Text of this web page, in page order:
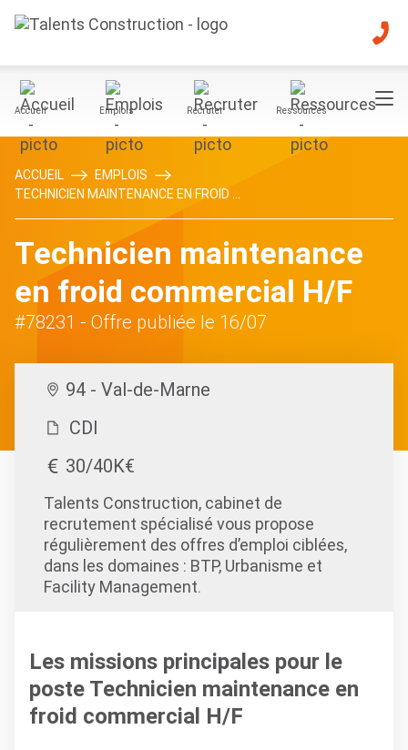
Accueil Emplois Recruter Ressources
ACCUEIL
EMPLOIS
TECHNICIEN MAINTENANCE EN FROID ...
Technicien maintenance
en froid commercial H/F
#78231 - Offre publiée le 16/07
94 - Val-de-Marne
CDI
30/40K€
Talents Construction, cabinet de
recrutement spécialisé vous propose
régulièrement des offres d’emploi ciblées,
dans les domaines : BTP, Urbanisme et
Facility Management.
Les missions principales pour le
poste Technicien maintenance en
froid commercial H/F